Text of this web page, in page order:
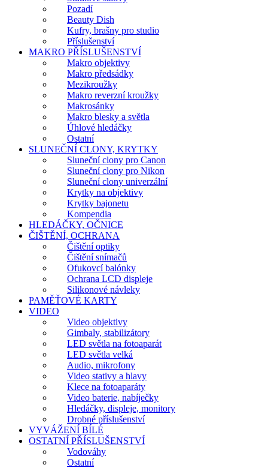
Pozadí
Beauty Dish
Kufry, brašny pro studio
Příslušenství
MAKRO PŘÍSLUŠENSTVÍ
Makro objektivy
Makro předsádky
Mezikroužky
Makro reverzní kroužky
Makrosánky
Makro blesky a světla
Úhlové hledáčky
Ostatní
SLUNEČNÍ CLONY, KRYTKY
Sluneční clony pro Canon
Sluneční clony pro Nikon
Sluneční clony univerzální
Krytky na objektivy
Krytky bajonetu
Kompendia
HLEDÁČKY, OČNICE
ČIŠTĚNÍ, OCHRANA
Čištění optiky
Čištění snímačů
Ofukovcí balónky
Ochrana LCD displeje
Silikonové návleky
PAMĚŤOVÉ KARTY
VIDEO
Video objektivy
Gimbaly, stabilizátory
LED světla na fotoaparát
LED světla velká
Audio, mikrofony
Video stativy a hlavy
Klece na fotoaparáty
Video baterie, nabíječky
Hledáčky, displeje, monitory
Drobné příslušenství
VYVÁŽENÍ BÍLÉ
OSTATNÍ PŘÍSLUŠENSTVÍ
Vodováhy
Ostatní